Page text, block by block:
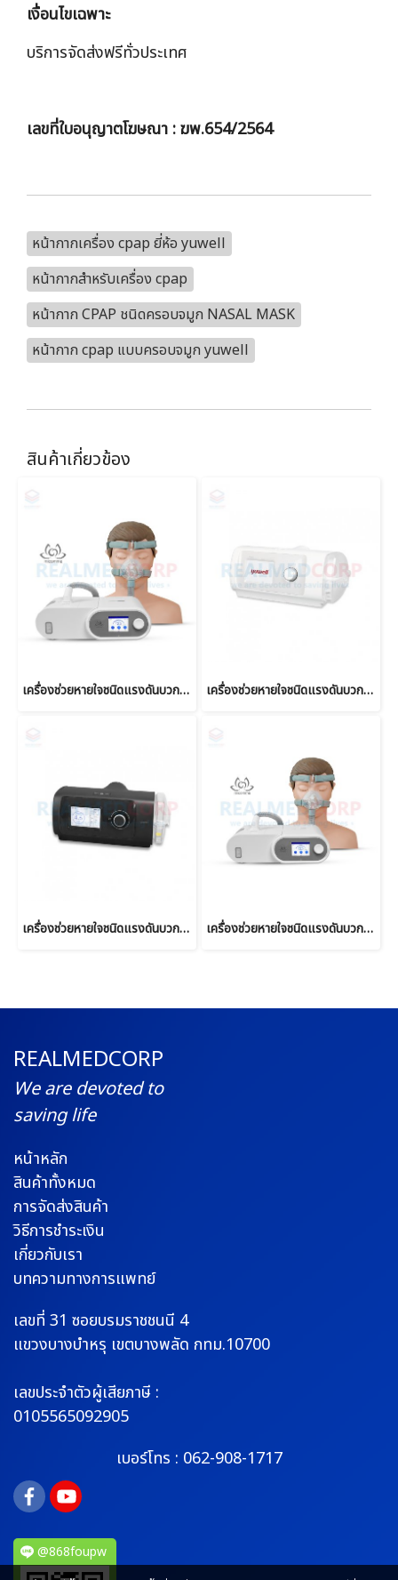
เงื่อนไขเฉพาะ
บริการจัดส่งฟรีทั่วประเทศ
เลขที่ใบอนุญาตโฆษณา : ฆพ.654/2564
หน้ากากเครื่อง cpap ยี่ห้อ yuwell
หน้ากากสำหรับเครื่อง cpap
หน้ากาก CPAP ชนิดครอบจมูก NASAL MASK
หน้ากาก cpap แบบครอบจมูก yuwell
สินค้าเกี่ยวข้อง
เครื่องช่วยหายใจชนิดแรงดันบวกต่อเนื่อง Auto CPAP & Auto BIPAP ยี่ห้อ Micomme รุ่น B5 เครื่องช่วยหายใจชนิดแรงดันบวกสองระดับ Bi-Level Ventilator ยี่ห้อ Yuwell รุ่น YH-830
เครื่องช่วยหายใจชนิดแรงดันบวกต่อเนื่อง แบบปรับแรงดันอัตโนมัติ Auto CPAP ยี่ห้อ Yuwell รุ่น YH-480 เครื่องช่วยหายใจชนิดแรงดันบวกต่อเนื่อง Auto CPAP ยี่ห้อ Micomme รุ่น C5
REALMEDCORP
We are devoted to
saving life
หน้าหลัก
สินค้าทั้งหมด
การจัดส่งสินค้า
วิธีการชำระเงิน
เกี่ยวกับเรา
บทความทางการแพทย์
เลขที่ 31 ซอยบรมราชชนนี 4
แขวงบางบำหรุ เขตบางพลัด กทม.10700
เลขประจำตัวผู้เสียภาษี :
0105565092905
เบอร์โทร : 062-908-1717
@868foupw